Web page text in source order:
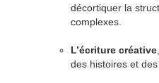
décortiquer la
complexes.
L’écriture créative
des histoires et